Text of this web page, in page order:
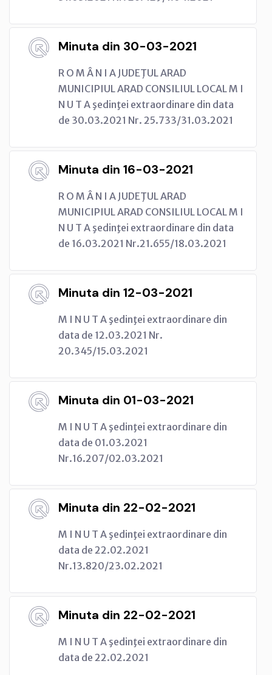
Minuta din 30-03-2021
R O M Â N I A JUDEŢUL ARAD
MUNICIPIUL ARAD CONSILIUL LOCAL M I
N U T A şedinţei extraordinare din data
de 30.03.2021 Nr. 25.733/31.03.2021
Minuta din 16-03-2021
R O M Â N I A JUDEŢUL ARAD
MUNICIPIUL ARAD CONSILIUL LOCAL M I
N U T A şedinţei extraordinare din data
de 16.03.2021 Nr.21.655/18.03.2021
Minuta din 12-03-2021
M I N U T A şedinţei extraordinare din
data de 12.03.2021 Nr.
20.345/15.03.2021
Minuta din 01-03-2021
M I N U T A şedinţei extraordinare din
data de 01.03.2021
Nr.16.207/02.03.2021
Minuta din 22-02-2021
M I N U T A şedinţei extraordinare din
data de 22.02.2021
Nr.13.820/23.02.2021
Minuta din 22-02-2021
M I N U T A şedinţei extraordinare din
data de 22.02.2021